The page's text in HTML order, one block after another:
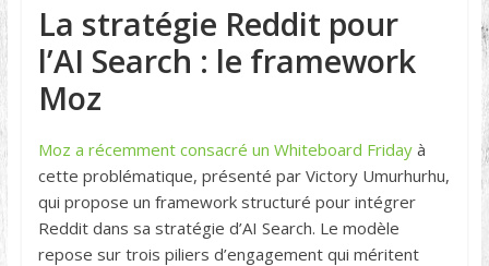
La stratégie Reddit pour
l’AI Search : le framework
Moz
Moz a récemment consacré un Whiteboard Fridayà
cette problématique, présenté par Victory Umurhurhu,
qui propose un framework structuré pour intégrer
Reddit dans sa stratégie d’AI Search. Le modèle
repose sur trois piliers d’engagement qui méritent